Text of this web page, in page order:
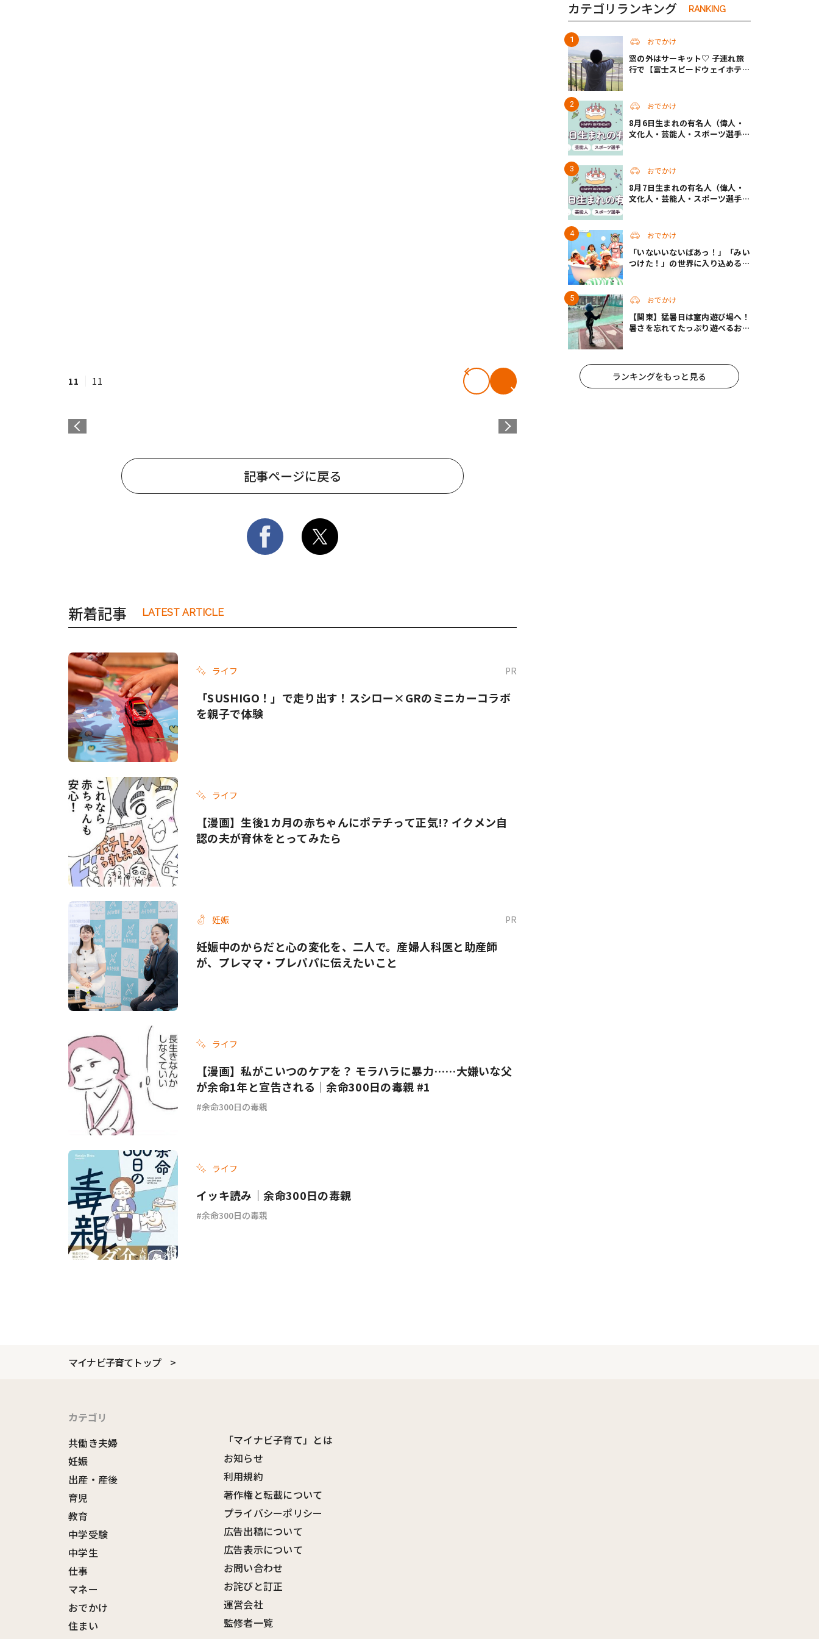
11 11
記事ページに戻る
新着記事 LATEST ARTICLE
ライフ PR
「SUSHIGO！」で走り出す！スシロー×GRのミニカーコラボ
を親子で体験
ライフ
【漫画】生後1カ月の赤ちゃんにポテチって正気!? イクメン自
認の夫が育休をとってみたら
妊娠 PR
妊娠中のからだと心の変化を、二人で。産婦人科医と助産師
が、プレママ・プレパパに伝えたいこと
ライフ
【漫画】私がこいつのケアを？ モラハラに暴力……大嫌いな父
が余命1年と宣告される｜余命300日の毒親 #1
余命300日の毒親
ライフ
イッキ読み｜余命300日の毒親
余命300日の毒親
カテゴリランキング RANKING
おでかけ
窓の外はサーキット♡ 子連れ旅
行で【富士スピードウェイホテ
おでかけ
8月6日生まれの有名人（偉人・
文化人・芸能人・スポーツ選手・
おでかけ
8月7日生まれの有名人（偉人・
文化人・芸能人・スポーツ選手・
おでかけ
「いないいないばあっ！」「みい
つけた！」の世界に入り込める！
おでかけ
【関東】猛暑日は室内遊び場へ！
暑さを忘れてたっぷり遊べるおす
ランキングをもっと見る
マイナビ子育てトップ
カテゴリ
共働き夫婦
妊娠
出産・産後
育児
教育
中学受験
中学生
仕事
マネー
おでかけ
住まい
「マイナビ子育て」とは
お知らせ
利用規約
著作権と転載について
プライバシーポリシー
広告出稿について
広告表示について
お問い合わせ
お詫びと訂正
運営会社
監修者一覧